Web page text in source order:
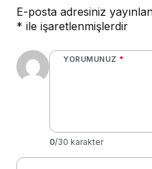
E-posta adresiniz
* ile işaretlenmişlerdir
YORUMUNUZ *
0/30 karakter